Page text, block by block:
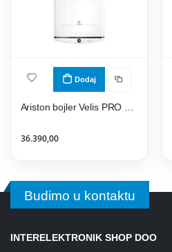
Dodaj
36.390,00
Budimo u kontaktu
INTERELEKTRONIK SHOP DOO